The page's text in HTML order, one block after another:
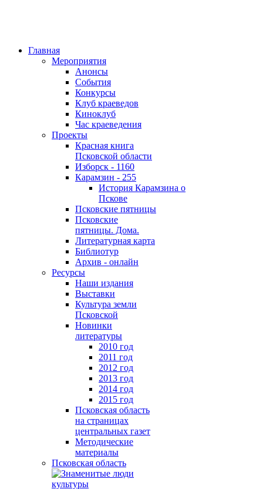
Главная
Мероприятия
Анонсы
События
Конкурсы
Клуб краеведов
Киноклуб
Час краеведения
Проекты
Красная книга
Псковской области
Изборск - 1160
Карамзин - 255
История Карамзина о
Пскове
Псковские пятницы
Псковские
пятницы. Дома.
Литературная карта
Библиотур
Архив - онлайн
Ресурсы
Наши издания
Выставки
Культура земли
Псковской
Новинки
литературы
2010 год
2011 год
2012 год
2013 год
2014 год
2015 год
Псковская область
на страницах
центральных газет
Методические
материалы
Псковская область